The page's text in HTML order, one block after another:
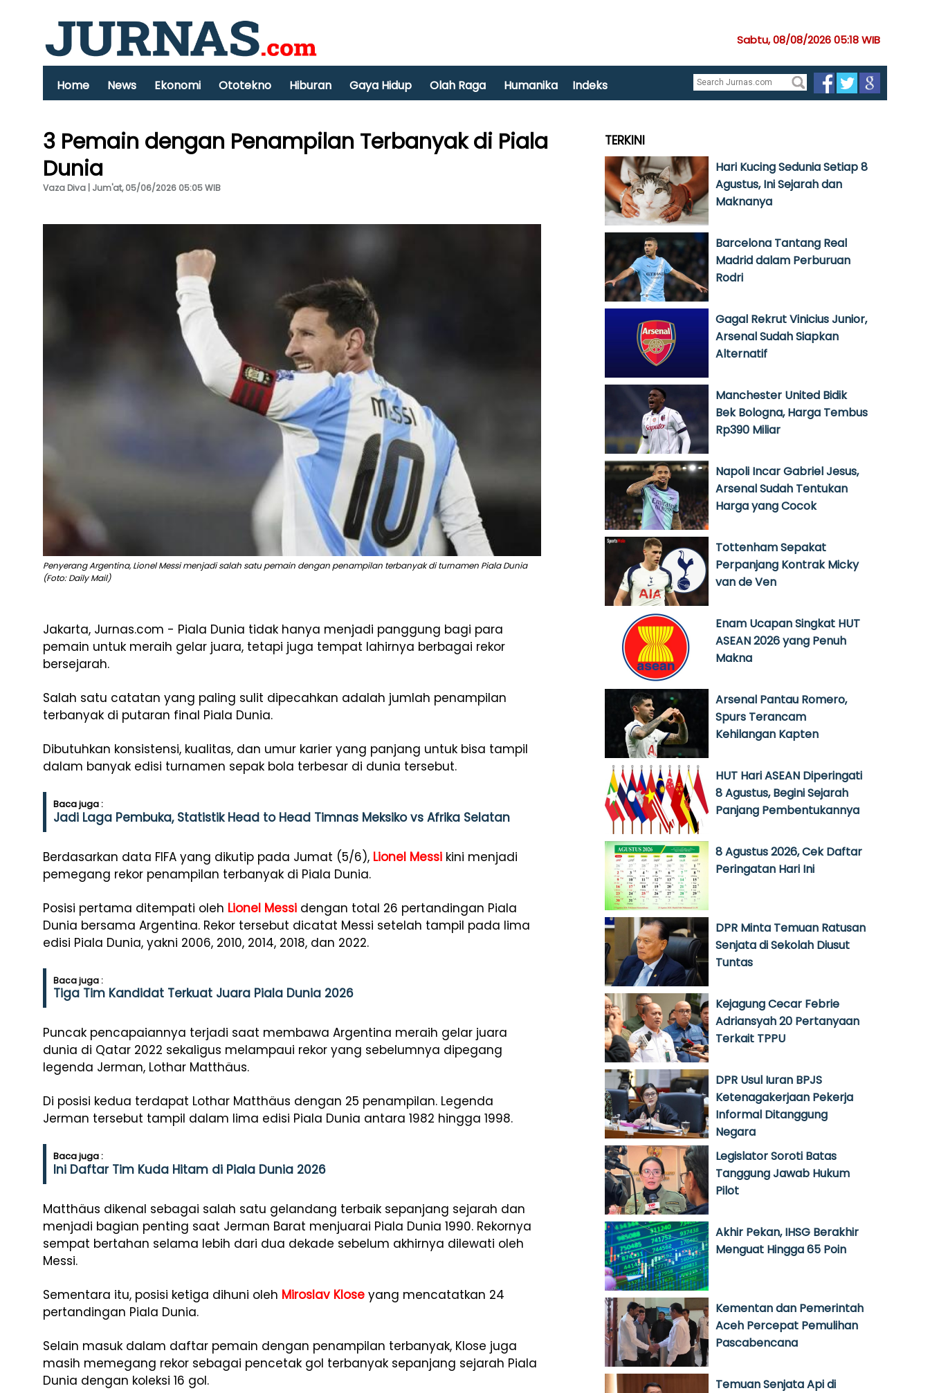
Sabtu, 08/08/2026 05:18 WIB
Home News Ekonomi Ototekno Hiburan Gaya Hidup Olah Raga Humanika Indeks
3 Pemain dengan Penampilan Terbanyak di Piala
Dunia
Vaza Diva | Jum'at, 05/06/2026 05:05 WIB
Penyerang Argentina, Lionel Messi menjadi salah satu pemain dengan penampilan terbanyak di turnamen Piala Dunia
(Foto: Daily Mail)
Jakarta, Jurnas.com - Piala Dunia tidak hanya menjadi panggung bagi para
pemain untuk meraih gelar juara, tetapi juga tempat lahirnya berbagai rekor
bersejarah.
Salah satu catatan yang paling sulit dipecahkan adalah jumlah penampilan
terbanyak di putaran final Piala Dunia.
Dibutuhkan konsistensi, kualitas, dan umur karier yang panjang untuk bisa tampil
dalam banyak edisi turnamen sepak bola terbesar di dunia tersebut.
Baca juga :
Jadi Laga Pembuka, Statistik Head to Head Timnas Meksiko vs Afrika Selatan
Berdasarkan data FIFA yang dikutip pada Jumat (5/6), Lionel Messi kini menjadi
pemegang rekor penampilan terbanyak di Piala Dunia.
Posisi pertama ditempati oleh Lionel Messi dengan total 26 pertandingan Piala
Dunia bersama Argentina. Rekor tersebut dicatat Messi setelah tampil pada lima
edisi Piala Dunia, yakni 2006, 2010, 2014, 2018, dan 2022.
Baca juga :
Tiga Tim Kandidat Terkuat Juara Piala Dunia 2026
Puncak pencapaiannya terjadi saat membawa Argentina meraih gelar juara
dunia di Qatar 2022 sekaligus melampaui rekor yang sebelumnya dipegang
legenda Jerman, Lothar Matthäus.
Di posisi kedua terdapat Lothar Matthäus dengan 25 penampilan. Legenda
Jerman tersebut tampil dalam lima edisi Piala Dunia antara 1982 hingga 1998.
Baca juga :
Ini Daftar Tim Kuda Hitam di Piala Dunia 2026
Matthäus dikenal sebagai salah satu gelandang terbaik sepanjang sejarah dan
menjadi bagian penting saat Jerman Barat menjuarai Piala Dunia 1990. Rekornya
sempat bertahan selama lebih dari dua dekade sebelum akhirnya dilewati oleh
Messi.
Sementara itu, posisi ketiga dihuni oleh Miroslav Klose yang mencatatkan 24
pertandingan Piala Dunia.
Selain masuk dalam daftar pemain dengan penampilan terbanyak, Klose juga
masih memegang rekor sebagai pencetak gol terbanyak sepanjang sejarah Piala
Dunia dengan koleksi 16 gol.
TERKINI
Hari Kucing Sedunia Setiap 8
Agustus, Ini Sejarah dan
Maknanya
Barcelona Tantang Real
Madrid dalam Perburuan
Rodri
Gagal Rekrut Vinicius Junior,
Arsenal Sudah Siapkan
Alternatif
Manchester United Bidik
Bek Bologna, Harga Tembus
Rp390 Miliar
Napoli Incar Gabriel Jesus,
Arsenal Sudah Tentukan
Harga yang Cocok
Tottenham Sepakat
Perpanjang Kontrak Micky
van de Ven
Enam Ucapan Singkat HUT
ASEAN 2026 yang Penuh
Makna
Arsenal Pantau Romero,
Spurs Terancam
Kehilangan Kapten
HUT Hari ASEAN Diperingati
8 Agustus, Begini Sejarah
Panjang Pembentukannya
8 Agustus 2026, Cek Daftar
Peringatan Hari Ini
DPR Minta Temuan Ratusan
Senjata di Sekolah Diusut
Tuntas
Kejagung Cecar Febrie
Adriansyah 20 Pertanyaan
Terkait TPPU
DPR Usul Iuran BPJS
Ketenagakerjaan Pekerja
Informal Ditanggung
Negara
Legislator Soroti Batas
Tanggung Jawab Hukum
Pilot
Akhir Pekan, IHSG Berakhir
Menguat Hingga 65 Poin
Kementan dan Pemerintah
Aceh Percepat Pemulihan
Pascabencana
Temuan Senjata Api di